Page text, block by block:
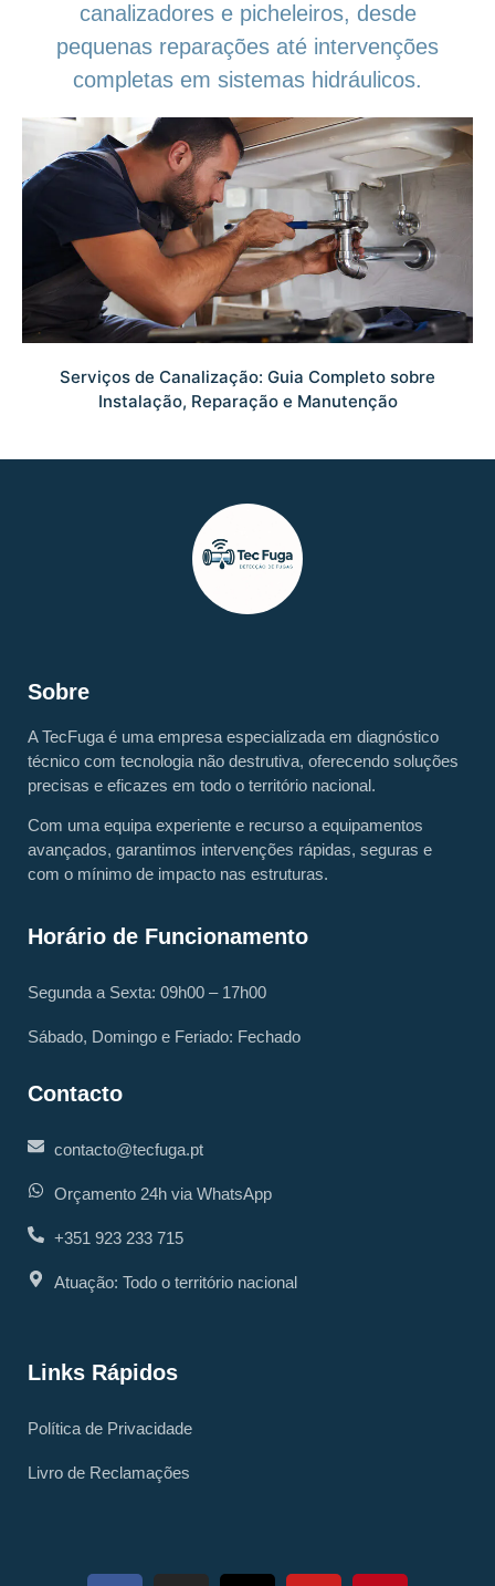
canalizadores e picheleiros, desde
pequenas reparações até intervenções
completas em sistemas hidráulicos.
Serviços de Canalização: Guia Completo sobre
Instalação, Reparação e Manutenção
Sobre
A TecFuga é uma empresa especializada em diagnóstico
técnico com tecnologia não destrutiva, oferecendo soluções
precisas e eficazes em todo o território nacional.
Com uma equipa experiente e recurso a equipamentos
avançados, garantimos intervenções rápidas, seguras e
com o mínimo de impacto nas estruturas.
Horário de Funcionamento
Segunda a Sexta: 09h00 – 17h00
Sábado, Domingo e Feriado: Fechado
Contacto
contacto@tecfuga.pt
Orçamento 24h via WhatsApp
+351 923 233 715
Atuação: Todo o território nacional
Links Rápidos
Política de Privacidade
Livro de Reclamações